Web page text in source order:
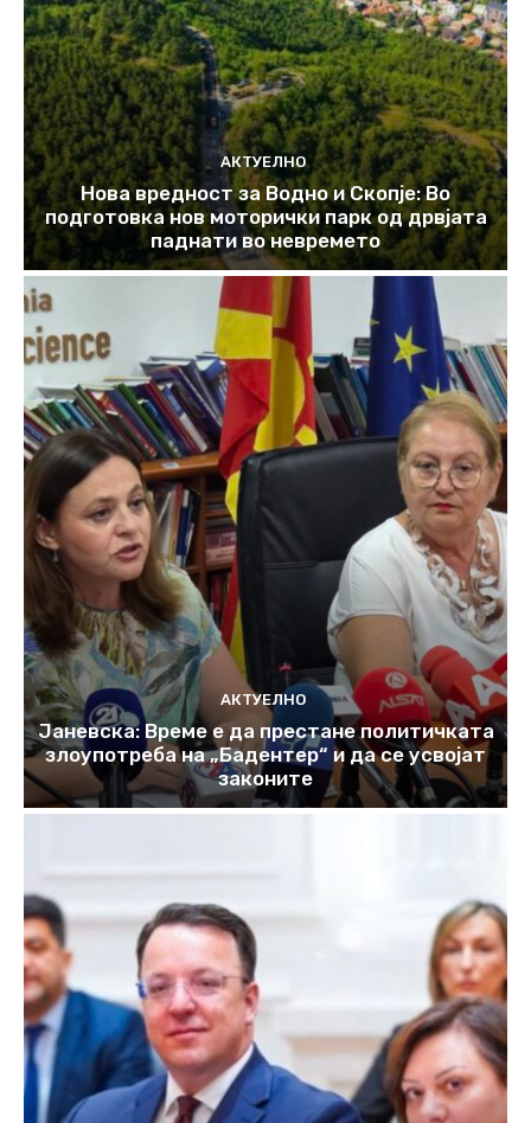
АКТУЕЛНО
Нова вредност за Водно и Скопје: Во
подготовка нов моторички парк од дрвјата
паднати во невремето
АКТУЕЛНО
Јаневска: Време е да престане политичката
злоупотреба на „Бадентер“ и да се усвојат
законите